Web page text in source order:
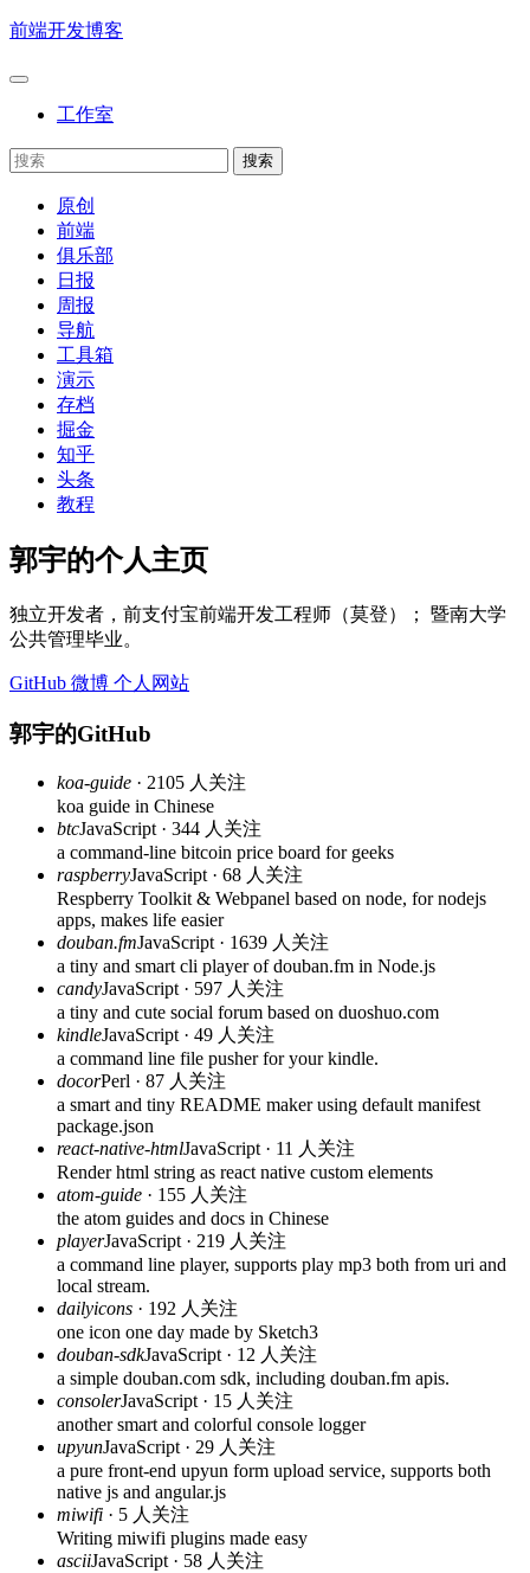
前端开发博客
工作室
原创
前端
俱乐部
日报
周报
导航
工具箱
演示
存档
掘金
知乎
头条
教程
郭宇的个人主页
独立开发者，前支付宝前端开发工程师（莫登）； 暨南大学
公共管理毕业。
GitHub 微博 个人网站
郭宇的GitHub
koa-guide · 2105 人关注
koa guide in Chinese
btcJavaScript · 344 人关注
a command-line bitcoin price board for geeks
raspberryJavaScript · 68 人关注
Respberry Toolkit & Webpanel based on node, for nodejs
apps, makes life easier
douban.fmJavaScript · 1639 人关注
a tiny and smart cli player of douban.fm in Node.js
candyJavaScript · 597 人关注
a tiny and cute social forum based on duoshuo.com
kindleJavaScript · 49 人关注
a command line file pusher for your kindle.
docorPerl · 87 人关注
a smart and tiny README maker using default manifest
package.json
react-native-htmlJavaScript · 11 人关注
Render html string as react native custom elements
atom-guide · 155 人关注
the atom guides and docs in Chinese
playerJavaScript · 219 人关注
a command line player, supports play mp3 both from uri and
local stream.
dailyicons · 192 人关注
one icon one day made by Sketch3
douban-sdkJavaScript · 12 人关注
a simple douban.com sdk, including douban.fm apis.
consolerJavaScript · 15 人关注
another smart and colorful console logger
upyunJavaScript · 29 人关注
a pure front-end upyun form upload service, supports both
native js and angular.js
miwifi · 5 人关注
Writing miwifi plugins made easy
asciiJavaScript · 58 人关注